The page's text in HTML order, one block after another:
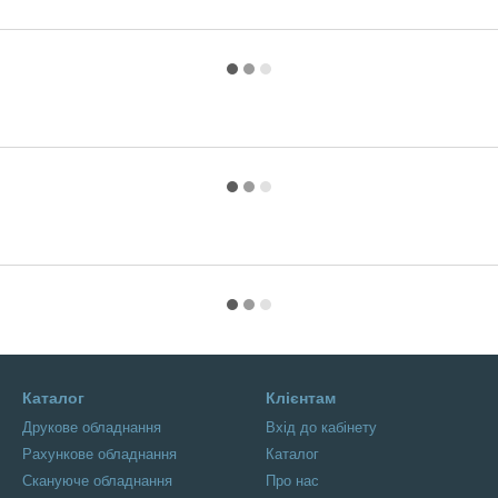
Каталог
Друкове обладнання
Рахункове обладнання
Скануюче обладнання
Клієнтам
Вхід до кабінету
Каталог
Про нас